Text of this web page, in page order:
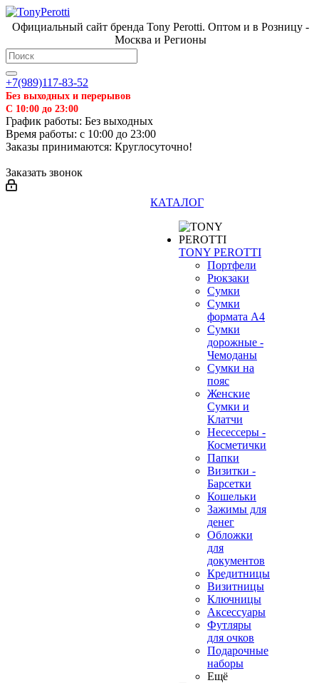
Официальный сайт бренда Tony Perotti. Оптом и в Розницу -
Москва и Регионы
+7(989)117-83-52
Без выходных и перерывов
С 10:00 до 23:00
График работы: Без выходных
Время работы: с 10:00 до 23:00
Заказы принимаются: Круглосуточно!
Заказать звонок
КАТАЛОГ
TONY PEROTTI
Портфели
Рюкзаки
Сумки
Сумки
формата А4
Сумки
дорожные -
Чемоданы
Сумки на
пояс
Женские
Сумки и
Клатчи
Несессеры -
Косметички
Папки
Визитки -
Барсетки
Кошельки
Зажимы для
денег
Обложки
для
документов
Кредитницы
Визитницы
Ключницы
Аксессуары
Футляры
для очков
Подарочные
наборы
Ещё